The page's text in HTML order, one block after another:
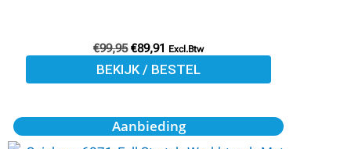
€99,95 €89,91 Excl.Btw
BEKIJK / BESTEL
gekozen
worden
de
productpagina
Aanbieding
Dit
product